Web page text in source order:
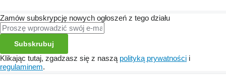
Zamów subskrypcję nowych ogłoszeń z tego działu
Subskrubuj
Klikając tutaj, zgadzasz się z naszą polityką prywatności i
regulaminem.